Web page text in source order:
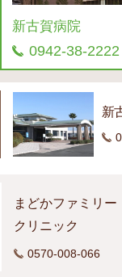
新古賀病院
0942-38-2222
新
まどかファミリー
クリニック
0570-008-066